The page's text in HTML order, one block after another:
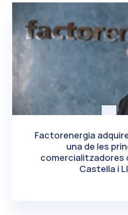
Factorenergia
una de les
comercialitzadores
Castella i